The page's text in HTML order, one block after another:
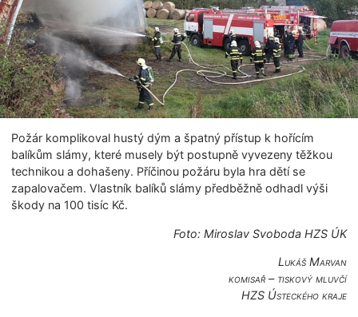
Požár komplikoval hustý dým a špatný přístup k hořícím
balíkům slámy, které musely být postupně vyvezeny těžkou
technikou a dohašeny. Příčinou požáru byla hra dětí se
zapalovačem. Vlastník balíků slámy předběžně odhadl výši
škody na 100 tisíc Kč.
Foto: Miroslav Svoboda HZS ÚK
Lukáš Marvan
komisař – tiskový mluvčí
HZS Ústeckého kraje